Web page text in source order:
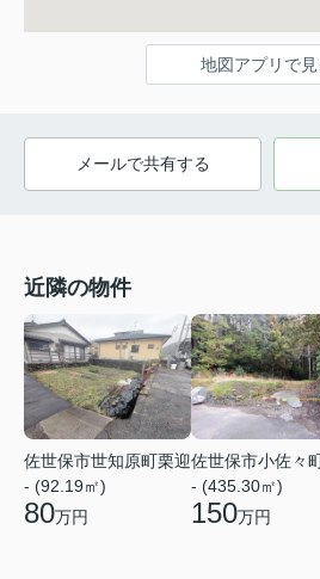
地図アプリで見
メールで共有する
近隣の物件
佐世保市世知原町栗迎
- (92.19㎡)
80万円
佐世保市小佐々
- (435.30㎡)
150万円